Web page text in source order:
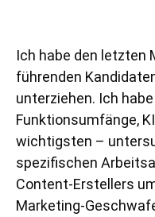
Ich habe den letzten
führenden
unterziehen. Ich
Funktionsumfänge,
wichtigsten –
spezifischen
Content-Erstellers
Marketing-